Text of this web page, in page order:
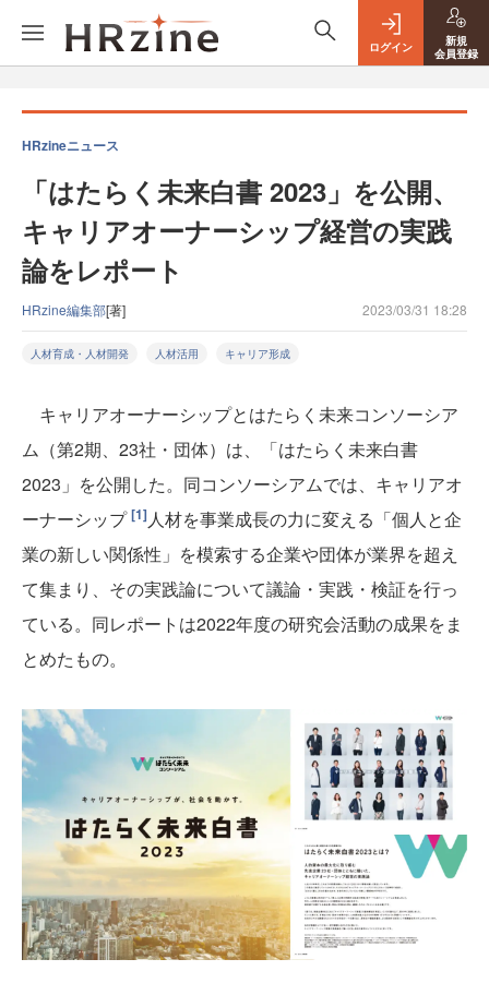
ログイン
新規
会員登録
HRzineニュース
「はたらく未来白書 2023」を公開、
キャリアオーナーシップ経営の実践
論をレポート
HRzine編集部[著] 2023/03/31 18:28
人材育成・人材開発 人材活用 キャリア形成
キャリアオーナーシップとはたらく未来コンソーシア
ム（第2期、23社・団体）は、「はたらく未来白書
2023」を公開した。同コンソーシアムでは、キャリアオ
ーナーシップ[1]人材を事業成長の力に変える「個人と企
業の新しい関係性」を模索する企業や団体が業界を超え
て集まり、その実践論について議論・実践・検証を行っ
ている。同レポートは2022年度の研究会活動の成果をま
とめたもの。